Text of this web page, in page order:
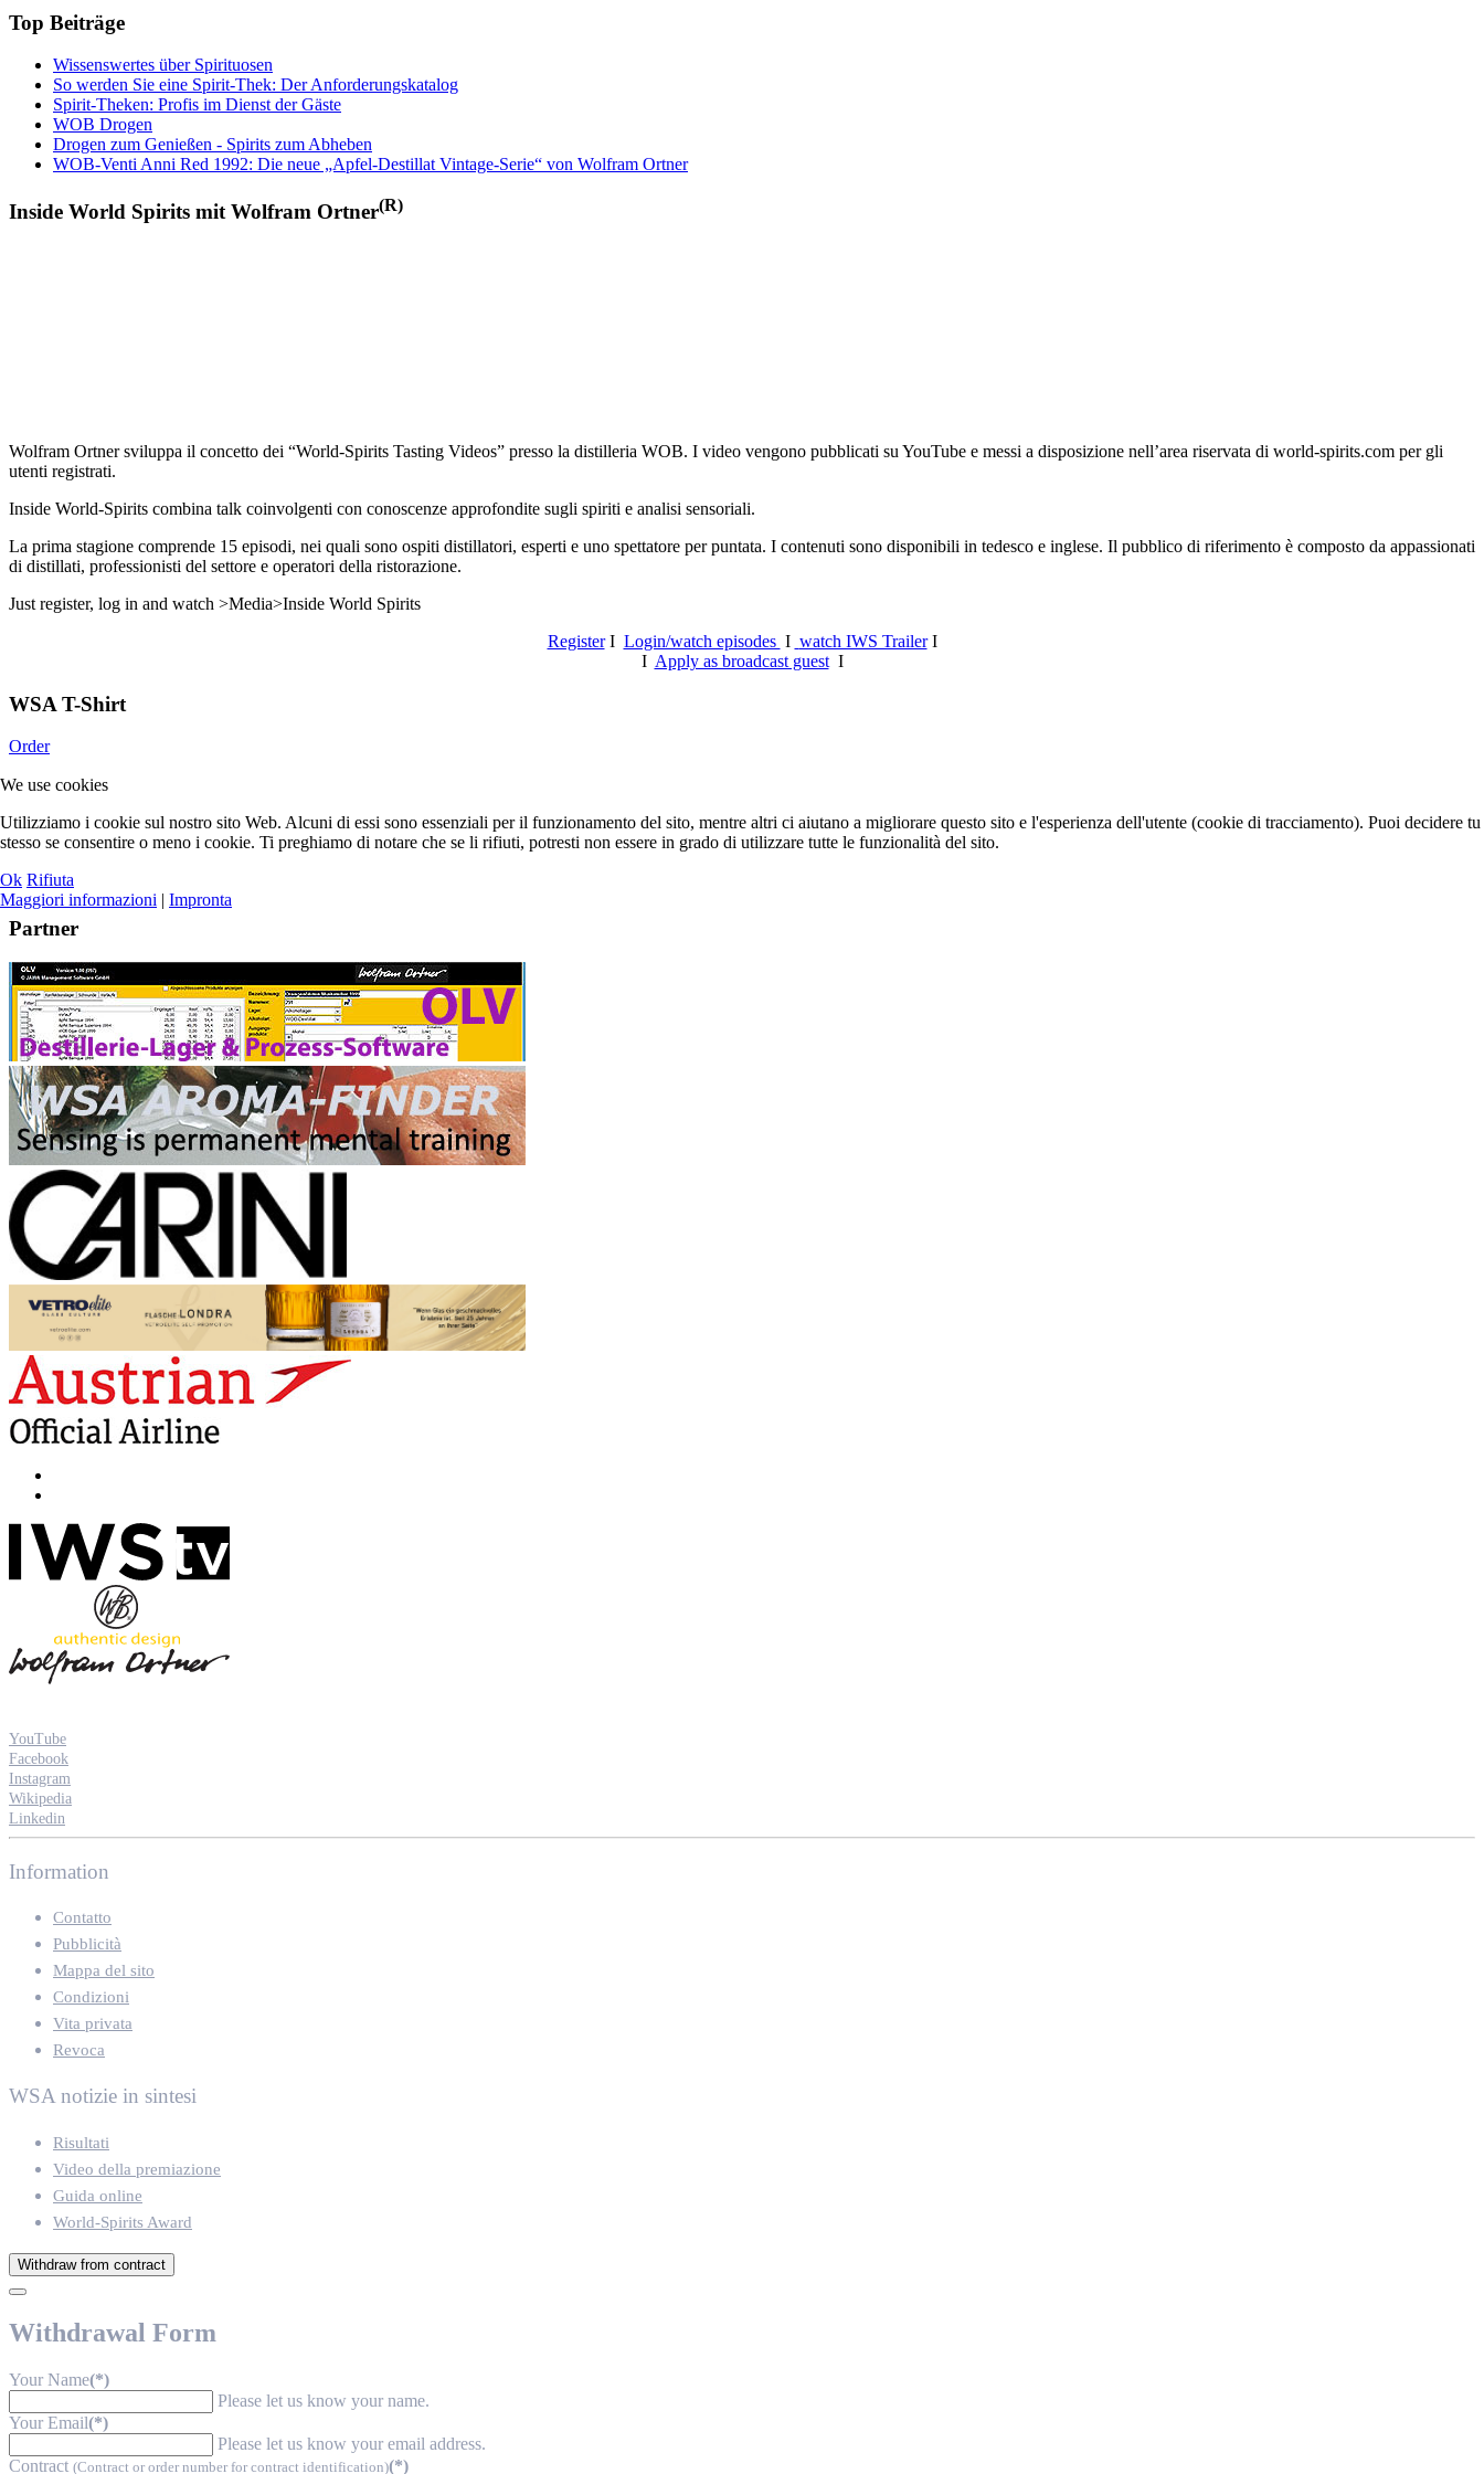
Top Beiträge
Wissenswertes über Spirituosen
So werden Sie eine Spirit-Thek: Der Anforderungskatalog
Spirit-Theken: Profis im Dienst der Gäste
WOB Drogen
Drogen zum Genießen - Spirits zum Abheben
WOB-Venti Anni Red 1992: Die neue „Apfel-Destillat Vintage-Serie“ von Wolfram Ortner
Inside World Spirits mit Wolfram Ortner(R)
Wolfram Ortner sviluppa il concetto dei “World-Spirits Tasting Videos” presso la distilleria WOB. I video vengono pubblicati su YouTube e messi a disposizione nell’area riservata di world-spirits.com per gli
utenti registrati.
Inside World-Spirits combina talk coinvolgenti con conoscenze approfondite sugli spiriti e analisi sensoriali.
La prima stagione comprende 15 episodi, nei quali sono ospiti distillatori, esperti e uno spettatore per puntata. I contenuti sono disponibili in tedesco e inglese. Il pubblico di riferimento è composto da appassionati
di distillati, professionisti del settore e operatori della ristorazione.
Just register, log in and watch >Media>Inside World Spirits
RegisterI Login/watch episodes I watch IWS TrailerI
I Apply as broadcast guestI
WSA T-Shirt
Order
Partner
YouTube
Facebook
Instagram
Wikipedia
Linkedin
Information
Contatto
Pubblicità
Mappa del sito
Condizioni
Vita privata
Revoca
WSA notizie in sintesi
Risultati
Video della premiazione
Guida online
World-Spirits Award
Withdraw from contract
Withdrawal Form
Your Name(*)
Please let us know your name.
Your Email(*)
Please let us know your email address.
Contract (Contract or order number for contract identification)(*)
We use cookies
Utilizziamo i cookie sul nostro sito Web. Alcuni di essi sono essenziali per il funzionamento del sito, mentre altri ci aiutano a migliorare questo sito e l'esperienza dell'utente (cookie di tracciamento). Puoi decidere tu
stesso se consentire o meno i cookie. Ti preghiamo di notare che se li rifiuti, potresti non essere in grado di utilizzare tutte le funzionalità del sito.
Ok Rifiuta
Maggiori informazioni | Impronta